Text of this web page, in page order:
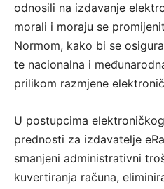
odnosili na izdavanje
morali i moraju se
Normom, kako bi se
te nacionalna i
prilikom razmjene
U postupcima
prednosti za izdavatelje
smanjeni administrativni
kuvertiranja računa,